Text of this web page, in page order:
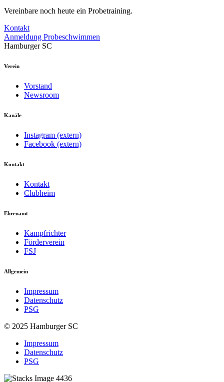
Vereinbare noch heute ein Probetraining.
Kontakt
Anmeldung Probeschwimmen
Hamburger SC
Verein
Vorstand
Newsroom
Kanäle
Instagram (extern)
Facebook (extern)
Kontakt
Kontakt
Clubheim
Ehrenamt
Kampfrichter
Förderverein
FSJ
Allgemein
Impressum
Datenschutz
PSG
© 2025 Hamburger SC
Impressum
Datenschutz
PSG